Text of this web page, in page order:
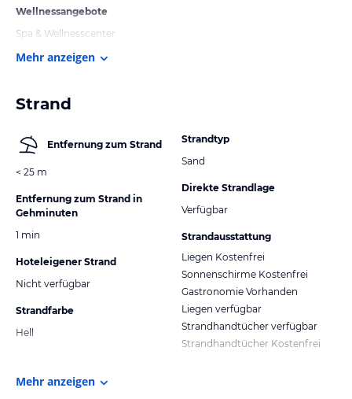
Wellnessangebote
Spa & Wellnesscenter
Mehr anzeigen
Strand
Entfernung zum Strand
< 25 m
Entfernung zum Strand in
Gehminuten
1 min
Hoteleigener Strand
Nicht verfügbar
Strandfarbe
Hell
Strandtyp
Sand
Direkte Strandlage
Verfügbar
Strandausstattung
Liegen Kostenfrei
Sonnenschirme Kostenfrei
Gastronomie Vorhanden
Liegen verfügbar
Strandhandtücher verfügbar
Strandhandtücher Kostenfrei
Mehr anzeigen